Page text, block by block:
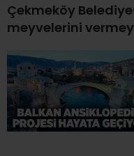
Çekmeköy
meyvelerini